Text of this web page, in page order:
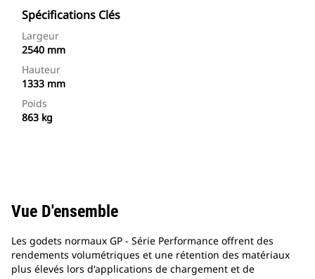
Spécifications Clés
Largeur
2540 mm
Hauteur
1333 mm
Poids
863 kg
Vue D'ensemble
Les godets normaux GP - Série Performance offrent des
rendements volumétriques et une rétention des matériaux
plus élevés lors d'applications de chargement et de